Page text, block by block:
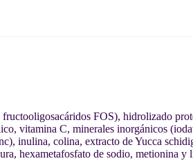
FOS), hidrolizado
vitamina C, minerales inorgánicos
inulina, colina, extracto de Yucca
hexametafosfato de sodio, metionina y